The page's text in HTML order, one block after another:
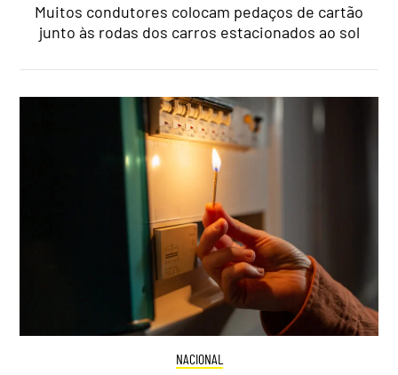
Muitos condutores colocam pedaços de cartão
junto às rodas dos carros estacionados ao sol
NACIONAL